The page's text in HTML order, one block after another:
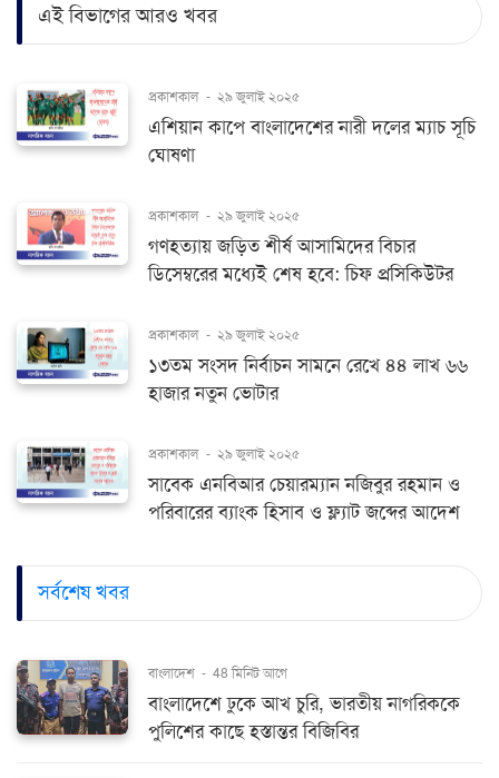
এই বিভাগের আরও খবর
প্রকাশকাল - ২৯ জুলাই ২০২৫
এশিয়ান কাপে বাংলাদেশের নারী দলের ম্যাচ সূচি
ঘোষণা
প্রকাশকাল - ২৯ জুলাই ২০২৫
গণহত্যায় জড়িত শীর্ষ আসামিদের বিচার
ডিসেম্বরের মধ্যেই শেষ হবে: চিফ প্রসিকিউটর
প্রকাশকাল - ২৯ জুলাই ২০২৫
১৩তম সংসদ নির্বাচন সামনে রেখে ৪৪ লাখ ৬৬
হাজার নতুন ভোটার
প্রকাশকাল - ২৯ জুলাই ২০২৫
সাবেক এনবিআর চেয়ারম্যান নজিবুর রহমান ও
পরিবারের ব্যাংক হিসাব ও ফ্ল্যাট জব্দের আদেশ
সর্বশেষ খবর
বাংলাদেশ - 48 মিনিট আগে
বাংলাদেশে ঢুকে আখ চুরি, ভারতীয় নাগরিককে
পুলিশের কাছে হস্তান্তর বিজিবির